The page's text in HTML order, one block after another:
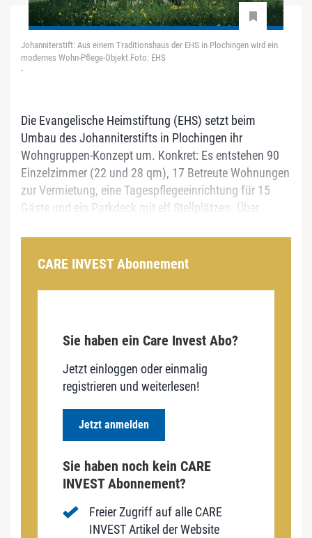
Johanniterstift: Aus einem Traditionshaus der EHS in Plochingen wird ein
modernes Wohn-Pflege-Objekt.Foto: EHS
-
Die Evangelische Heimstiftung (EHS) setzt beim
Umbau des Johanniterstifts in Plochingen ihr
Wohngruppen-Konzept um. Konkret: Es entstehen 90
Einzelzimmer (22 und 28 qm), 17 Betreute Wohnungen
zur Vermietung, eine Tagespflegeeinrichtung für 15
Gäste und ein Parkdeck mit elf Stellplätzen. Über...
CARE INVEST Abonnement
Sie haben ein Care Invest Abo?
Jetzt einloggen oder einmalig
registrieren und weiterlesen!
Jetzt anmelden
Sie haben noch kein CARE
INVEST Abonnement?
Freier Zugriff auf alle CARE
INVEST Artikel der Website